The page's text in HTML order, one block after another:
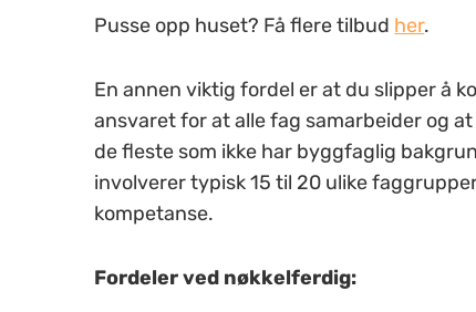
Pusse opp huset? Få flere tilbud her.
En annen viktig fordel er at du slipper å
ansvaret for at alle fag samarbeider og
de fleste som ikke har byggfaglig
involverer typisk 15 til 20 ulike
kompetanse.
Fordeler ved nøkkelferdig: